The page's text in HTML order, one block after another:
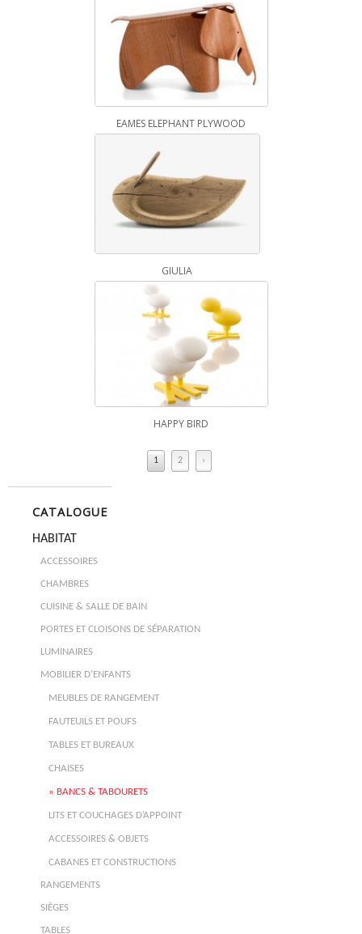
EAMES ELEPHANT PLYWOOD
GIULIA
HAPPY BIRD
1 2 ›
CATALOGUE
HABITAT
ACCESSOIRES
CHAMBRES
CUISINE & SALLE DE BAIN
PORTES ET CLOISONS DE SÉPARATION
LUMINAIRES
MOBILIER D’ENFANTS
MEUBLES DE RANGEMENT
FAUTEUILS ET POUFS
TABLES ET BUREAUX
CHAISES
BANCS & TABOURETS
LITS ET COUCHAGES D’APPOINT
ACCESSOIRES & OBJETS
CABANES ET CONSTRUCTIONS
RANGEMENTS
SIÈGES
TABLES